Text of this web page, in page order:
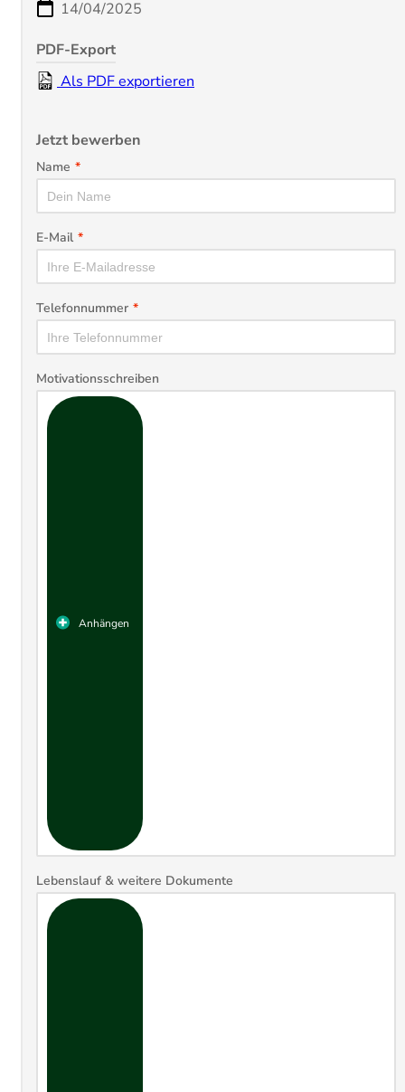
14/04/2025
PDF-Export
Als PDF exportieren
Jetzt bewerben
Name *
E-Mail *
Telefonnummer *
Motivationsschreiben
​Anhängen
Lebenslauf & weitere Dokumente